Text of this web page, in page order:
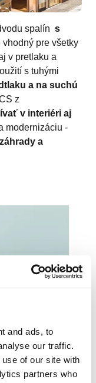
and ads, to
our traffic.
of our site with
partners who
spalín s
vhodný pre všetky
v pretlaku a
s tuhými
a na suchú
z
v interiéri aj
modernizáciu -
a